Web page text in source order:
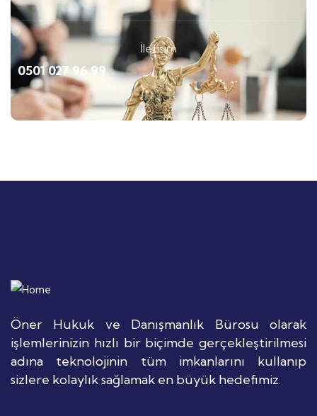
İletişim
0501 027 96 99
Öner Hukuk ve Danışmanlık Bürosu olarak
işlemlerinizin hızlı bir biçimde gerçekleştirilmesi
adına teknolojinin tüm imkanlarını kullanıp
sizlere kolaylık sağlamak en büyük hedefimiz.